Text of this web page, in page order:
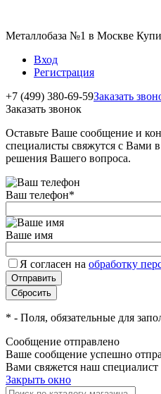
Металлобаза №1 в Москве
Вход
Регистрация
+7 (499) 380-69-59Заказать
Заказать звонок
Оставьте Ваше сообщение и
специалисты свяжутся с Вами
решения Вашего вопроса.
Ваш телефон*
Ваше имя
Я согласен на обработку
* - Поля, обязательные для
Сообщение отправлено
Ваше сообщение успешно
Вами свяжется наш специалист
Закрыть окно